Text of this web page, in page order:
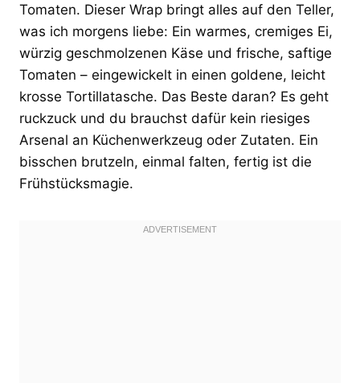
Tomaten. Dieser Wrap bringt alles auf den Teller,
was ich morgens liebe: Ein warmes, cremiges Ei,
würzig geschmolzenen Käse und frische, saftige
Tomaten – eingewickelt in einen goldene, leicht
krosse Tortillatasche. Das Beste daran? Es geht
ruckzuck und du brauchst dafür kein riesiges
Arsenal an Küchenwerkzeug oder Zutaten. Ein
bisschen brutzeln, einmal falten, fertig ist die
Frühstücksmagie.